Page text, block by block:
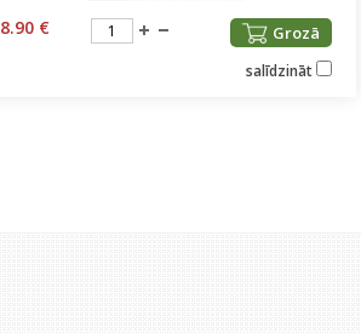
8.90 € Grozā
salīdzināt